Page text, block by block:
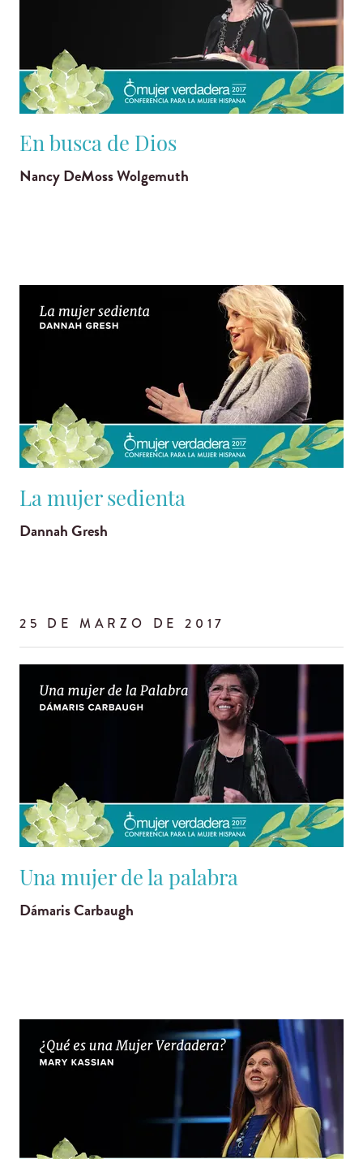
En busca de Dios
Nancy DeMoss Wolgemuth
La mujer sedienta
Dannah Gresh
25 DE MARZO DE 2017
Una mujer de la palabra
Dámaris Carbaugh